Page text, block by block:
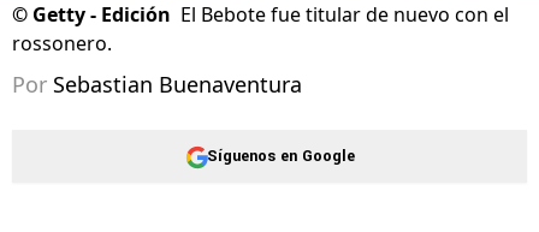
© Getty - Edición El Bebote fue titular de nuevo con el
rossonero.
Por Sebastian Buenaventura
Síguenos en Google